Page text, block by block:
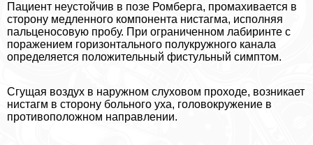
Пациент неустойчив в позе Ромберга, промахивается в
сторону медленного компонента нистагма, исполняя
пальценосовую пробу. При ограниченном лабиринте с
поражением горизонтального полукружного канала
определяется положительный фистульный симптом.
Сгущая воздух в наружном слуховом проходе, возникает
нистагм в сторону больного уха, головокружение в
противоположном направлении.